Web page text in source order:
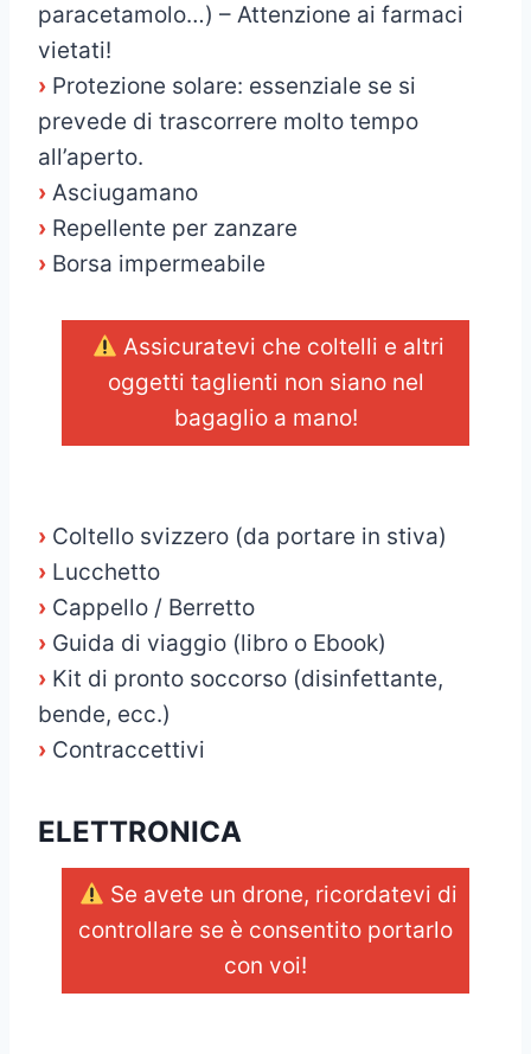
paracetamolo…) – Attenzione ai farmaci
vietati!
› Protezione solare: essenziale se si
prevede di trascorrere molto tempo
all’aperto.
› Asciugamano
› Repellente per zanzare
› Borsa impermeabile
Assicuratevi che coltelli e altri
oggetti taglienti non siano nel
bagaglio a mano!
› Coltello svizzero (da portare in stiva)
› Lucchetto
› Cappello / Berretto
› Guida di viaggio (libro o Ebook)
› Kit di pronto soccorso (disinfettante,
bende, ecc.)
› Contraccettivi
ELETTRONICA
Se avete un drone, ricordatevi di
controllare se è consentito portarlo
con voi!